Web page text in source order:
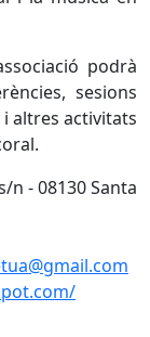
podrà
sesions
altres activitats
n - 08130 Santa